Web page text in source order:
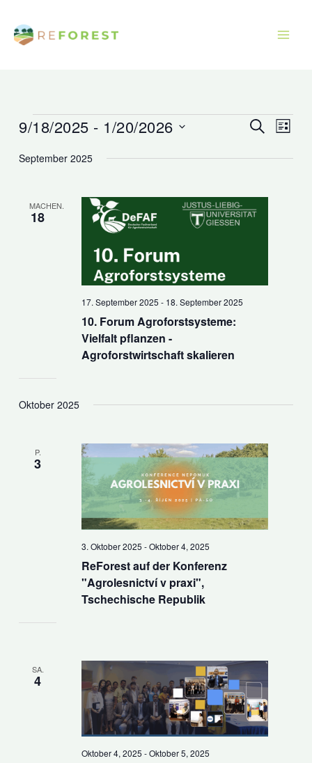
Inhalt
springen
Veranstaltungen
und
Navigation
SucheListe
9/18/2025 - 1/20/2026
wählen.
September 2025
MACHEN.
18
10. Forum Agroforstsysteme:
Vielfalt pflanzen -
Agroforstwirtschaft skalieren
17. September 2025 - 18. September 2025
Oktober 2025
P.
3
ReForest auf der Konferenz
"Agrolesnictví v praxi",
Tschechische Republik
3. Oktober 2025 -Oktober 4, 2025
SA.
4
Oktober 4, 2025 -Oktober 5, 2025